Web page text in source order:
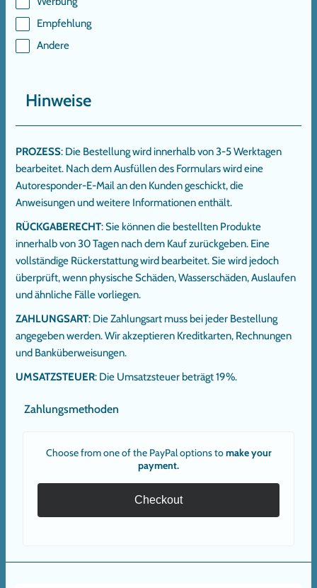
Empfehlung
Andere
Hinweise
PROZESS: Die Bestellung wird innerhalb von 3-5 Werktagen
bearbeitet. Nach dem Ausfüllen des Formulars wird eine
Autoresponder-E-Mail an den Kunden geschickt, die
Anweisungen und weitere Informationen enthält.
RÜCKGABERECHT: Sie können die bestellten Produkte
innerhalb von 30 Tagen nach dem Kauf zurückgeben. Eine
vollständige Rückerstattung wird bearbeitet. Sie wird jedoch
überprüft, wenn physische Schäden, Wasserschäden, Auslaufen
und ähnliche Fälle vorliegen.
ZAHLUNGSART: Die Zahlungsart muss bei jeder Bestellung
angegeben werden. Wir akzeptieren Kreditkarten, Rechnungen
und Banküberweisungen.
UMSATZSTEUER: Die Umsatzsteuer beträgt 19%.
Zahlungsmethoden
Choose from one of the PayPal options tomake your
payment.
Checkout